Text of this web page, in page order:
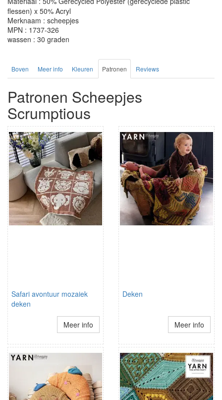
flessen) x 50% Acryl
Merknaam : scheepjes
MPN : 1737-326
wassen : 30 graden
Boven Meer info Kleuren Patronen Reviews
Patronen Scheepjes
Scrumptious
Safari avontuur mozaiek
deken
Meer info
Deken
Meer info